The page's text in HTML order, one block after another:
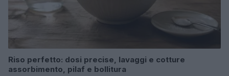
Riso perfetto: dosi precise, lavaggi e cotture
assorbimento, pilaf e bollitura